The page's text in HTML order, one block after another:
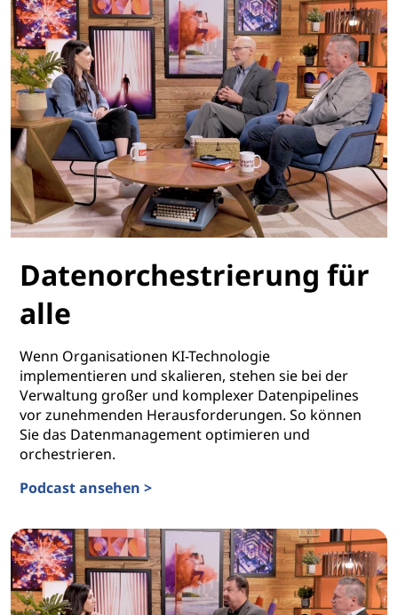
Datenorchestrierung für
alle
Wenn Organisationen KI-Technologie
implementieren und skalieren, stehen sie bei der
Verwaltung großer und komplexer Datenpipelines
vor zunehmenden Herausforderungen. So können
Sie das Datenmanagement optimieren und
orchestrieren.
Podcast ansehen >